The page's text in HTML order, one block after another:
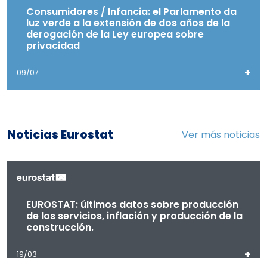
Consumidores / Infancia: el Parlamento da
luz verde a la extensión de dos años de la
derogación de la Ley europea sobre
privacidad
09/07 +
Noticias Eurostat Ver más noticias
EUROSTAT: últimos datos sobre producción
de los servicios, inflación y producción de la
construcción.
19/03 +